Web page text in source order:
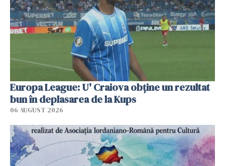
Europa League: U' Craiova obține un rezultat
bun în deplasarea de la Kups
06 AUGUST 2026